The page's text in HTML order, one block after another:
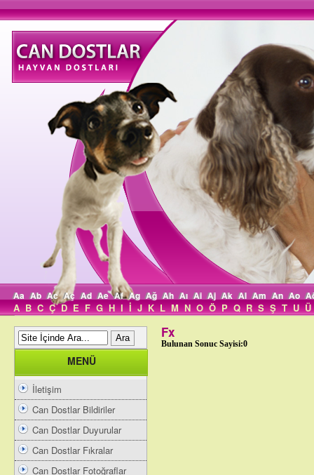
Aa Ab Ac Aç Ad Ae Af Ag Ağ Ah Aı Ai Aj Ak Al Am An Ao
A B C Ç D E F G H I İ J K L M N O Ö P Q R S Ş T U Ü
MENÜ
İletişim
Can Dostlar Bildiriler
Can Dostlar Duyurular
Can Dostlar Fıkralar
Can Dostlar Fotoğraflar
Fx
Bulunan Sonuc Sayisi:0